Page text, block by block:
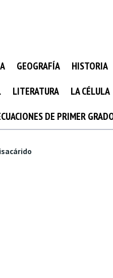
GEOGRAFÍA HISTORIA
LITERATURA LA CÉLULA
DE PRIMER